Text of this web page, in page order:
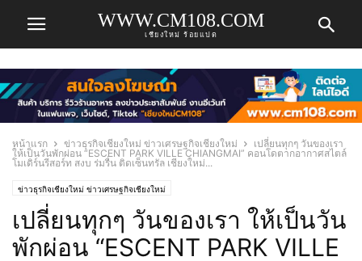
WWW.CM108.COM
เชียงใหม่ ร้อยแปด
หน้าแรก ข่าวธุรกิจเชียงใหม่ ข่าวเศรษฐกิจเชียงใหม่
เปลี่ยนทุกๆ วันของเรา
ให้เป็นวันพักผ่อน “ESCENT PARK VILLE CHIANGMAI” คอนโดตากอากาศสไตล์
โมเดิร์นรีสอร์ท สงบ ร่มรื่น ติดเซ็นทรัล เชียงใหม่...
ข่าวธุรกิจเชียงใหม่ ข่าวเศรษฐกิจเชียงใหม่
เปลี่ยนทุกๆ วันของเรา ให้เป็นวัน
พักผ่อน “ESCENT PARK VILLE